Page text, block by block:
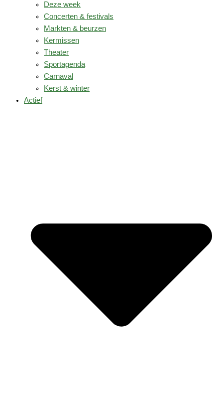
Deze week
Concerten & festivals
Markten & beurzen
Kermissen
Theater
Sportagenda
Carnaval
Kerst & winter
Actief